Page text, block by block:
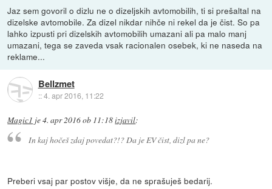
Jaz sem govoril o dizlu ne o dizeljskih avtomobilih, ti si prešaltal na
dizelske avtomobile. Za dizel nikdar nihče ni rekel da je čist. So pa
lahko izpusti pri dizelskih avtomobilih umazani ali pa malo manj
umazani, tega se zaveda vsak racionalen osebek, ki ne naseda na
reklame...
Bellzmet
::4. apr 2016, 11:22
Magic1 je4. apr 2016 ob 11:18izjavil:
In kaj hočeš zdaj povedat?!? Da je EV čist, dizl pa ne?
Preberi vsaj par postov višje, da ne sprašuješ bedarij.